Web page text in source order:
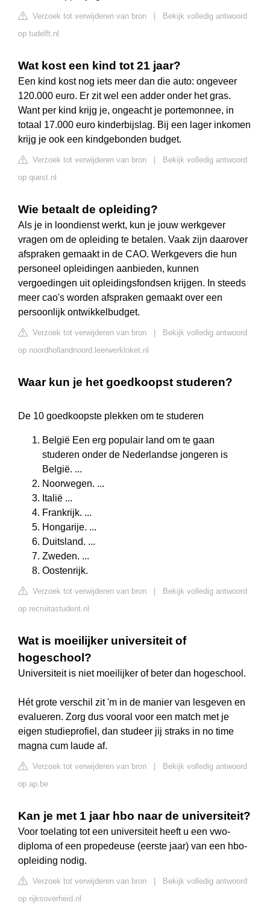
Verzoek tot verwijderen van bron
Bekijk volledig antwoord
op tudelft.nl
Wat kost een kind tot 21 jaar?
Een kind kost nog iets meer dan die auto: ongeveer
120.000 euro. Er zit wel een adder onder het gras.
Want per kind krijg je, ongeacht je portemonnee, in
totaal 17.000 euro kinderbijslag. Bij een lager inkomen
krijg je ook een kindgebonden budget.
Verzoek tot verwijderen van bron
Bekijk volledig antwoord
op quest.nl
Wie betaalt de opleiding?
Als je in loondienst werkt, kun je jouw werkgever
vragen om de opleiding te betalen. Vaak zijn daarover
afspraken gemaakt in de CAO. Werkgevers die hun
personeel opleidingen aanbieden, kunnen
vergoedingen uit opleidingsfondsen krijgen. In steeds
meer cao's worden afspraken gemaakt over een
persoonlijk ontwikkelbudget.
Verzoek tot verwijderen van bron
Bekijk volledig antwoord
op noordhollandnoord.leerwerkloket.nl
Waar kun je het goedkoopst studeren?
De 10 goedkoopste plekken om te studeren
België Een erg populair land om te gaan
studeren onder de Nederlandse jongeren is
België. ...
Noorwegen. ...
Italië ...
Frankrijk. ...
Hongarije. ...
Duitsland. ...
Zweden. ...
Oostenrijk.
Verzoek tot verwijderen van bron
Bekijk volledig antwoord
op recruitastudent.nl
Wat is moeilijker universiteit of
hogeschool?
Universiteit is niet moeilijker of beter dan hogeschool.
Hét grote verschil zit 'm in de manier van lesgeven en
evalueren. Zorg dus vooral voor een match met je
eigen studieprofiel, dan studeer jij straks in no time
magna cum laude af.
Verzoek tot verwijderen van bron
Bekijk volledig antwoord
op ap.be
Kan je met 1 jaar hbo naar de universiteit?
Voor toelating tot een universiteit heeft u een vwo-
diploma of een propedeuse (eerste jaar) van een hbo-
opleiding nodig.
Verzoek tot verwijderen van bron
Bekijk volledig antwoord
op rijksoverheid.nl